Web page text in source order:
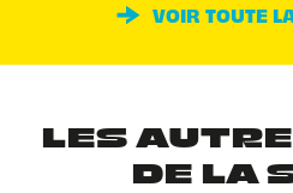
VOIR TOUTE
LES
DE LA